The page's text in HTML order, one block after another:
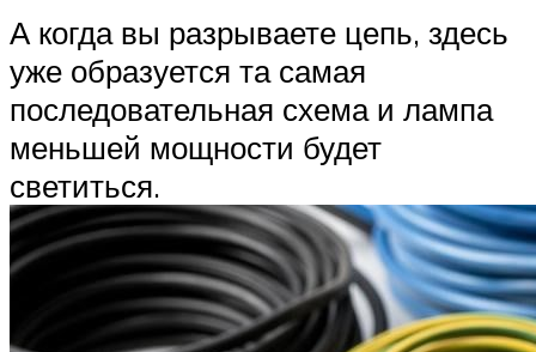
А когда вы разрываете цепь, здесь
уже образуется та самая
последовательная схема и лампа
меньшей мощности будет
светиться.